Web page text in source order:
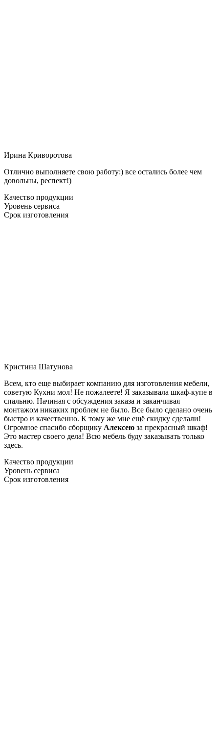
Ирина Криворотова
Отлично выполняете свою работу:) все остались более чем
довольны, респект!)
Качество продукции
Уровень сервиса
Срок изготовления
Кристина Шатунова
Всем, кто еще выбирает компанию для изготовления мебели,
советую Кухни мол! Не пожалеете! Я заказывала шкаф-купе в
спальню. Начиная с обсуждения заказа и заканчивая
монтажом никаких проблем не было. Все было сделано очень
быстро и качественно. К тому же мне ещё скидку сделали!
Огромное спасибо сборщику Алексею за прекрасный шкаф!
Это мастер своего дела! Всю мебель буду заказывать только
здесь.
Качество продукции
Уровень сервиса
Срок изготовления